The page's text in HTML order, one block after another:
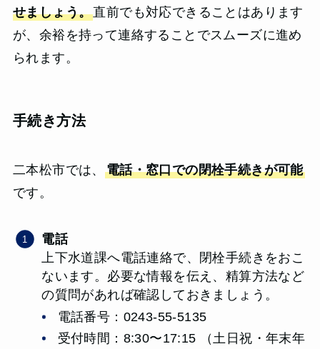
せましょう。直前でも対応できることはあります
が、余裕を持って連絡することでスムーズに進め
られます。
手続き方法
二本松市では、 電話・窓口での閉栓手続きが可能
です。
電話
上下水道課へ電話連絡で、閉栓手続きをおこ
ないます。必要な情報を伝え、精算方法など
の質問があれば確認しておきましょう。
電話番号：0243-55-5135
受付時間：8:30〜17:15 （土日祝・年末年